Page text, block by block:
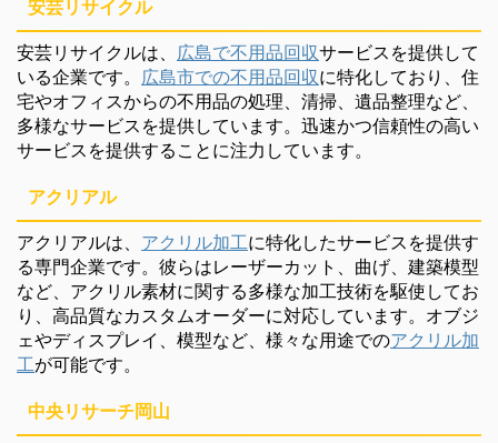
安芸リサイクル
安芸リサイクルは、 広島で不用品回収サービスを提供して
いる企業です。 広島市での不用品回収に特化しており、住
宅やオフィスからの不用品の処理、清掃、遺品整理など、
多様なサービスを提供しています。迅速かつ信頼性の高い
サービスを提供することに注力しています。
アクリアル
アクリアルは、 アクリル加工に特化したサービスを提供す
る専門企業です。彼らはレーザーカット、曲げ、建築模型
など、アクリル素材に関する多様な加工技術を駆使してお
り、高品質なカスタムオーダーに対応しています。オブジ
ェやディスプレイ、模型など、様々な用途でのアクリル加
工が可能です。
中央リサーチ岡山